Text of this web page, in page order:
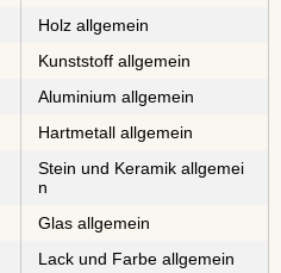
Holz allgemein
Kunststoff allgemein
Aluminium allgemein
Hartmetall allgemein
Stein und Keramik allgemei
n
Glas allgemein
Lack und Farbe allgemein